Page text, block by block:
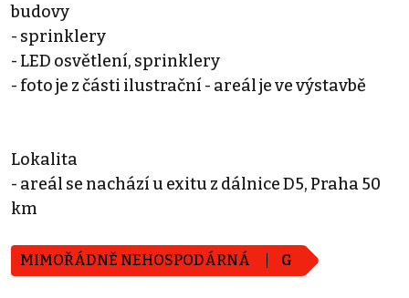
budovy
- sprinklery
- LED osvětlení, sprinklery
- foto je z části ilustrační - areál je ve výstavbě
Lokalita
- areál se nachází u exitu z dálnice D5, Praha 50
km
MIMOŘÁDNĚ NEHOSPODÁRNÁ G